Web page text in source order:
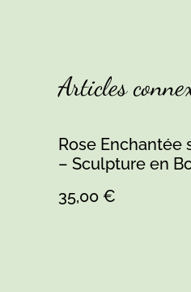
Articles
Rose Enchantée
– Sculpture en
35,00 €